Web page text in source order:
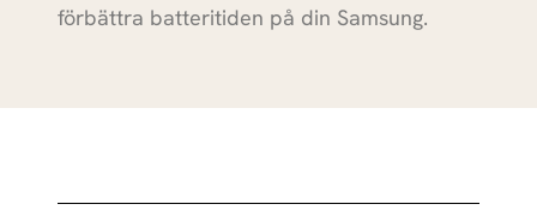
Apple
iPad Air 13
(2026)
förbättra batteritiden på din Samsung.